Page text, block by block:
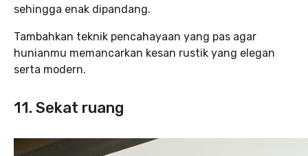
sehingga enak dipandang.
Tambahkan teknik pencahayaan yang pas agar
hunianmu memancarkan kesan rustik yang elegan
serta modern.
11. Sekat ruang